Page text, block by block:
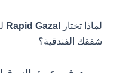
لماذا تختارRapid Gazalلـ
شققك الفندقية؟